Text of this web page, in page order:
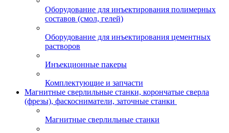
Оборудование для инъектирования полимерных
составов (смол, гелей)
Оборудование для инъектирования цементных
растворов
Инъекционные пакеры
Комплектующие и запчасти
Магнитные сверлильные станки, корончатые сверла
(фрезы), фаскосниматели, заточные станки
Магнитные сверлильные станки